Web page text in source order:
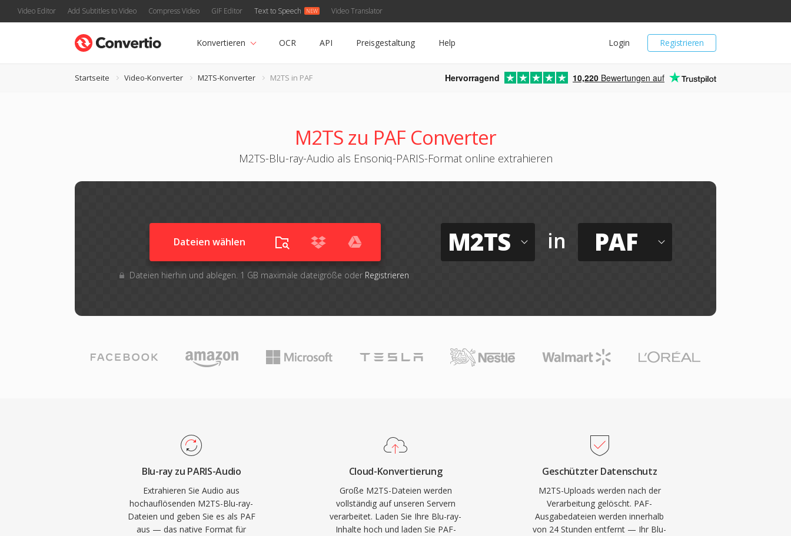
Video Editor Add Subtitles to Video Compress Video GIF Editor Text to Speech Video Translator
Registrieren
Login
Konvertieren OCR API Preisgestaltung Help
Startseite Video-Konverter M2TS-Konverter M2TS in PAF Hervorragend 10,220 Bewertungen auf
M2TS zu PAF Converter
M2TS-Blu-ray-Audio als Ensoniq-PARIS-Format online extrahieren
Dateien wählen
Dateien hierhin und ablegen. 1 GB maximale dateigröße oder Registrieren
M2TS in PAF
Blu-ray zu PARIS-Audio
Extrahieren Sie Audio aus
hochauflösenden M2TS-Blu-ray-
Dateien und geben Sie es als PAF
aus — das native Format für
Cloud-Konvertierung
Große M2TS-Dateien werden
vollständig auf unseren Servern
verarbeitet. Laden Sie Ihre Blu-ray-
Inhalte hoch und laden Sie PAF-
Geschützter Datenschutz
M2TS-Uploads werden nach der
Verarbeitung gelöscht. PAF-
Ausgabedateien werden innerhalb
von 24 Stunden entfernt — Ihr Blu-